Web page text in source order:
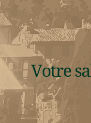
Votre